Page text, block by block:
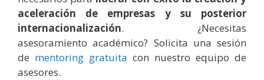
aceleración de empresas y su posterior
internacionalización. ¿Necesitas
asesoramiento académico? Solicita una sesión
de mentoring gratuita con nuestro equipo de
asesores.